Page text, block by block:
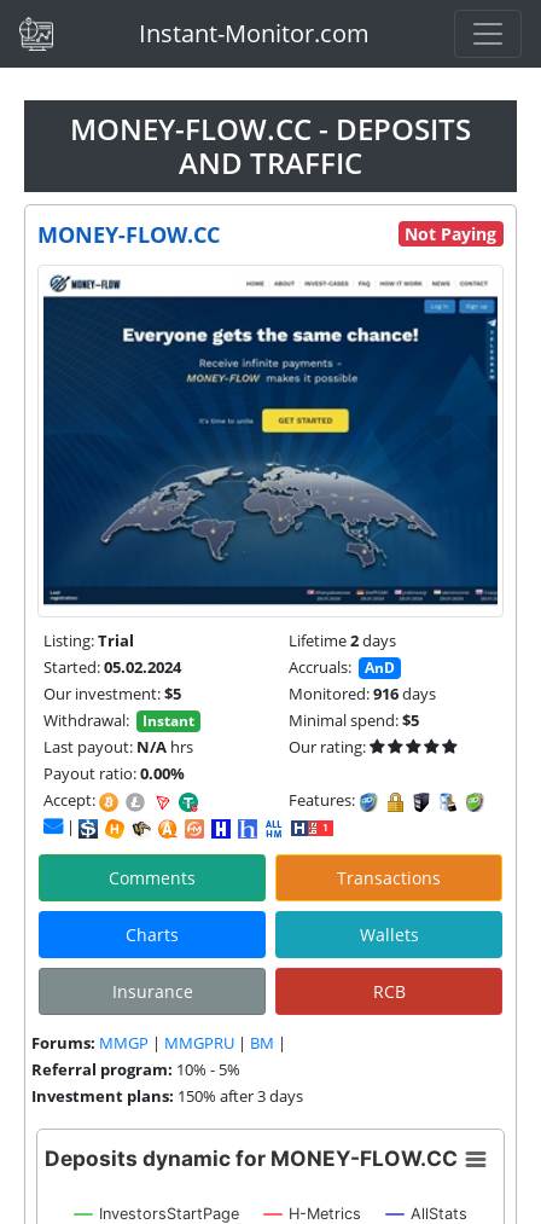
(current)Instant-Monitor.com
MONEY-FLOW.CC - DEPOSITS
AND TRAFFIC
MONEY-FLOW.CC Not Paying
Listing:Trial Lifetime2days
Started:05.02.2024 Accruals: AnD
Our investment:$5 Monitored:916days
Withdrawal:
Instant Minimal spend:$5
Last payout: N/A hrs
Our rating:
Payout ratio:0.00%
Accept:
Features:
|
Comments Transactions
Charts Wallets
Insurance RCB
Forums: MMGP | MMGPRU | BM |
Referral program: 10% - 5%
Investment plans: 150% after 3 days
Deposits dynamic for MONEY-FLOW.CC
InvestorsStartPage H-Metrics AllStats